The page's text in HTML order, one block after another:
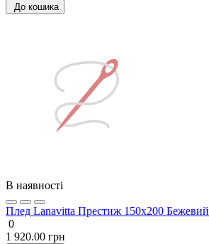
До кошика
В наявності
Плед Lanavitta Престиж 150х200 Бежевий
0
1 920.00 грн